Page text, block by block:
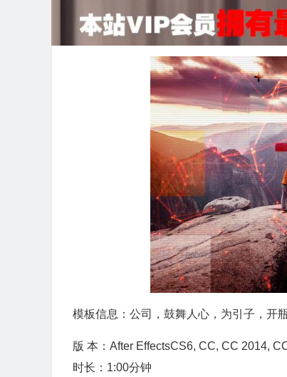
模板信息：公司，鼓舞人心，为引子，开
版 本：After EffectsCS6, CC, CC 2014,
时长：1:00分钟